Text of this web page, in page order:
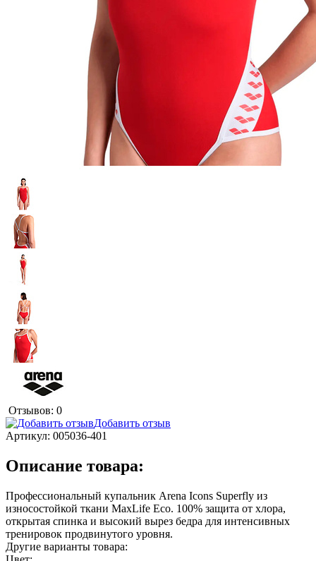
Отзывов: 0
Добавить отзыв
Артикул: 005036-401
Описание товара:
Профессиональный купальник Arena Icons Superfly из
износостойкой ткани MaxLife Eco. 100% защита от хлора,
открытая спинка и высокий вырез бедра для интенсивных
тренировок продвинутого уровня.
Другие варианты товара: